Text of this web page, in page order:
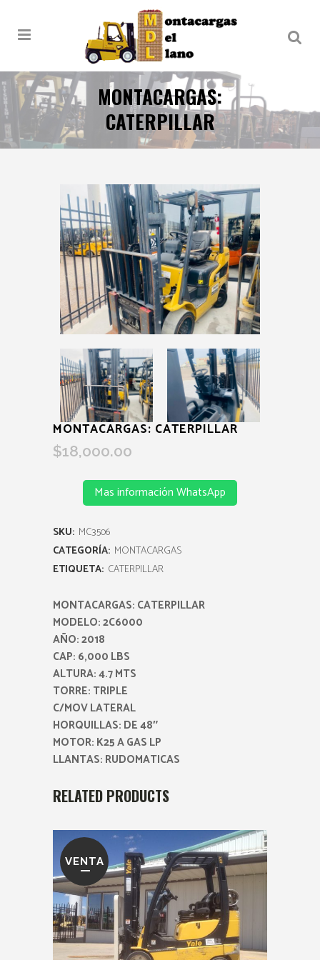
MONTACARGAS:
CATERPILLAR
MONTACARGAS: CATERPILLAR
$18,000.00
Mas información WhatsApp
SKU: MC3506
CATEGORÍA: MONTACARGAS
ETIQUETA: CATERPILLAR
MONTACARGAS: CATERPILLAR
MODELO: 2C6000
AÑO: 2018
CAP: 6,000 LBS
ALTURA: 4.7 MTS
TORRE: TRIPLE
C/MOV LATERAL
HORQUILLAS: DE 48″
MOTOR: K25 A GAS LP
LLANTAS: RUDOMATICAS
RELATED PRODUCTS
VENTA